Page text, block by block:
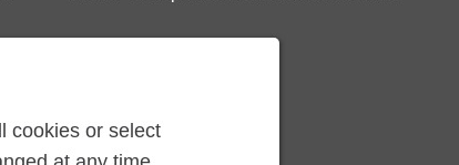
cookies or select